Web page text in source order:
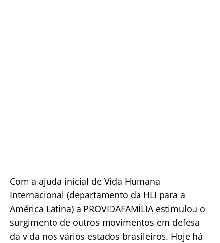
Com a ajuda inicial de Vida Humana
Internacional (departamento da HLI para a
América Latina) a PROVIDAFAMÍLIA estimulou o
surgimento de outros movimentos em defesa
da vida nos vários estados brasileiros. Hoje há